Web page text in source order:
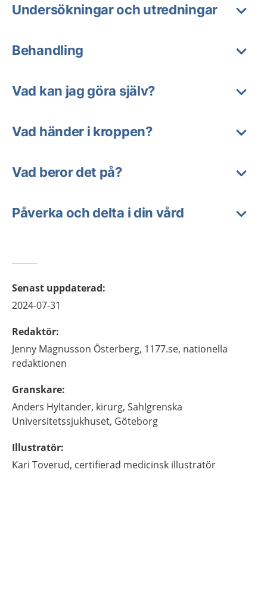
Undersökningar och utredningar
Behandling
Vad kan jag göra själv?
Vad händer i kroppen?
Vad beror det på?
Påverka och delta i din vård
Senast uppdaterad:
2024-07-31
Redaktör:
Jenny Magnusson Österberg, 1177.se, nationella
redaktionen
Granskare:
Anders Hyltander, kirurg, Sahlgrenska
Universitetssjukhuset, Göteborg
Illustratör:
Kari Toverud, certifierad medicinsk illustratör